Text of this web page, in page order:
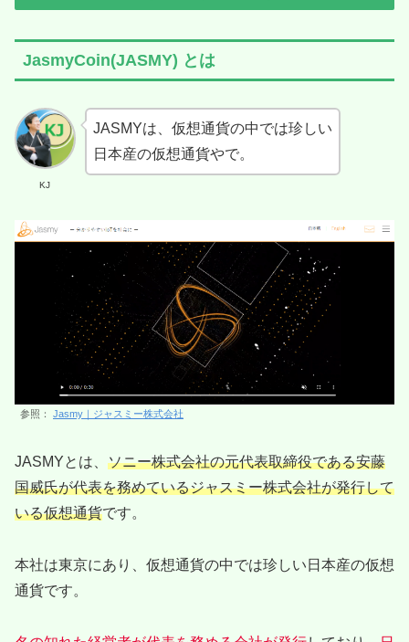
JasmyCoin(JASMY) とは
KJ
JASMYは、仮想通貨の中では珍しい
日本産の仮想通貨やで。
参照： Jasmy｜ジャスミー株式会社
JASMYとは、 ソニー株式会社の元代表取締役である安藤
国威氏が代表を務めているジャスミー株式会社が発行して
いる仮想通貨です。
本社は東京にあり、仮想通貨の中では珍しい日本産の仮想
通貨です。